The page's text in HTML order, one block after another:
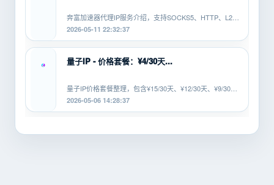
奔富加速器代理IP服务介绍，支持SOCKS5、HTTP、L2TP
等协议，适配安卓、PC、软路由等...
2026-05-11 22:32:37
量子IP - 价格套餐：¥4/30天...
量子IP价格套餐整理，包含¥15/30天、¥12/30天、¥9/30
天、¥6/30天、¥4/30...
2026-05-06 14:28:37